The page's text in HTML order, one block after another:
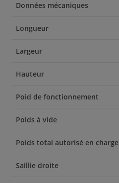
Données mécaniques
Longueur
Largeur
Hauteur
Poid de fonctionnement
Poids à vide
Poids total autorisé en charge
Saillie droite